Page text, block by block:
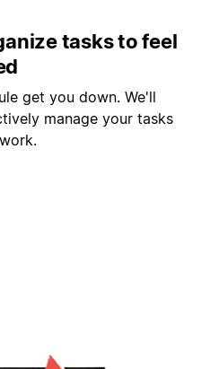
tasks to feel
get you down. We'll
manage your tasks